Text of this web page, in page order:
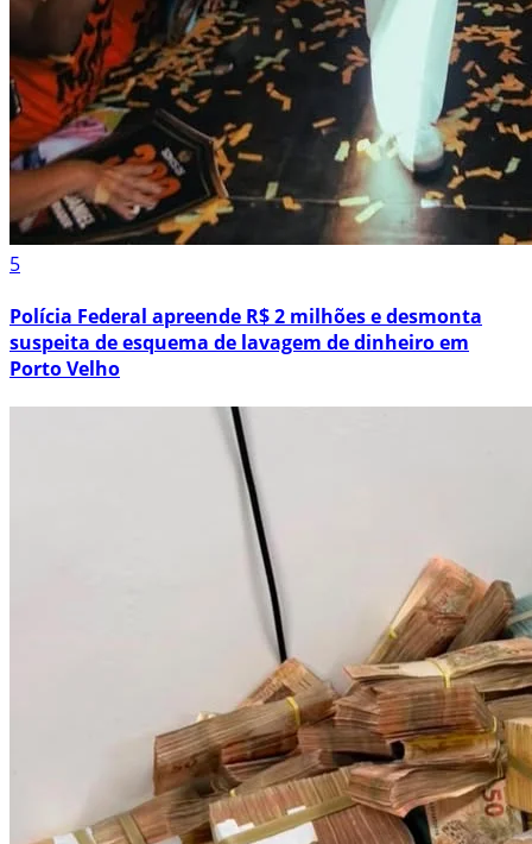
5
Polícia Federal apreende R$ 2 milhões e desmonta
suspeita de esquema de lavagem de dinheiro em
Porto Velho